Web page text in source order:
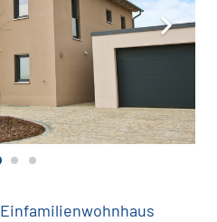
Einfamilienwohnhaus